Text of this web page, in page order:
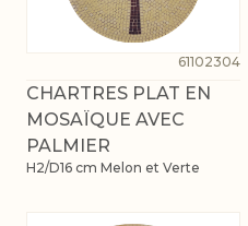
61102304
CHARTRES PLAT EN
MOSAÏQUE AVEC
PALMIER
H2/D16 cm Melon et Verte